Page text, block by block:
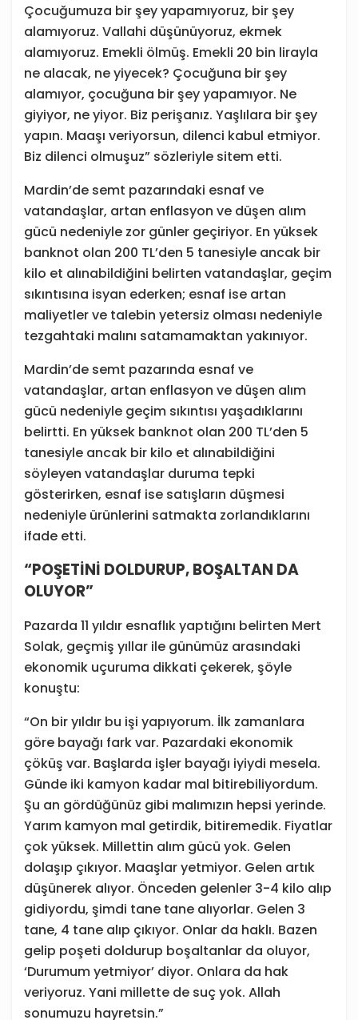
Çocuğumuza bir şey yapamıyoruz, bir şey
alamıyoruz. Vallahi düşünüyoruz, ekmek
alamıyoruz. Emekli ölmüş. Emekli 20 bin lirayla
ne alacak, ne yiyecek? Çocuğuna bir şey
alamıyor, çocuğuna bir şey yapamıyor. Ne
giyiyor, ne yiyor. Biz perişanız. Yaşlılara bir şey
yapın. Maaşı veriyorsun, dilenci kabul etmiyor.
Biz dilenci olmuşuz” sözleriyle sitem etti.
Mardin’de semt pazarındaki esnaf ve
vatandaşlar, artan enflasyon ve düşen alım
gücü nedeniyle zor günler geçiriyor. En yüksek
banknot olan 200 TL’den 5 tanesiyle ancak bir
kilo et alınabildiğini belirten vatandaşlar, geçim
sıkıntısına isyan ederken; esnaf ise artan
maliyetler ve talebin yetersiz olması nedeniyle
tezgahtaki malını satamamaktan yakınıyor.
Mardin’de semt pazarında esnaf ve
vatandaşlar, artan enflasyon ve düşen alım
gücü nedeniyle geçim sıkıntısı yaşadıklarını
belirtti. En yüksek banknot olan 200 TL’den 5
tanesiyle ancak bir kilo et alınabildiğini
söyleyen vatandaşlar duruma tepki
gösterirken, esnaf ise satışların düşmesi
nedeniyle ürünlerini satmakta zorlandıklarını
ifade etti.
“POŞETİNİ DOLDURUP, BOŞALTAN DA
OLUYOR”
Pazarda 11 yıldır esnaflık yaptığını belirten Mert
Solak, geçmiş yıllar ile günümüz arasındaki
ekonomik uçuruma dikkati çekerek, şöyle
konuştu:
“On bir yıldır bu işi yapıyorum. İlk zamanlara
göre bayağı fark var. Pazardaki ekonomik
çöküş var. Başlarda işler bayağı iyiydi mesela.
Günde iki kamyon kadar mal bitirebiliyordum.
Şu an gördüğünüz gibi malımızın hepsi yerinde.
Yarım kamyon mal getirdik, bitiremedik. Fiyatlar
çok yüksek. Millettin alım gücü yok. Gelen
dolaşıp çıkıyor. Maaşlar yetmiyor. Gelen artık
düşünerek alıyor. Önceden gelenler 3-4 kilo alıp
gidiyordu, şimdi tane tane alıyorlar. Gelen 3
tane, 4 tane alıp çıkıyor. Onlar da haklı. Bazen
gelip poşeti doldurup boşaltanlar da oluyor,
‘Durumum yetmiyor’ diyor. Onlara da hak
veriyoruz. Yani millette de suç yok. Allah
sonumuzu hayretsin.”